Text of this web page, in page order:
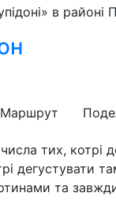
в
Маршрут
числа тих,
дегустувати
та